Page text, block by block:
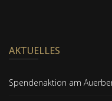
AKTUELLES
Spendenaktion am